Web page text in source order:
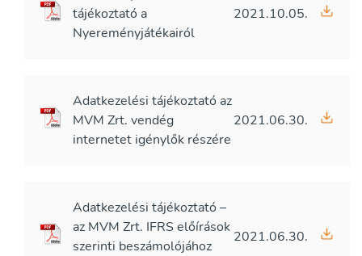
tájékoztató a
Nyereményjátékairól
2021.10.05.
Adatkezelési tájékoztató az
MVM Zrt. vendég
internetet igénylők részére
2021.06.30.
Adatkezelési tájékoztató –
az MVM Zrt. IFRS előírások
szerinti beszámolójához
2021.06.30.